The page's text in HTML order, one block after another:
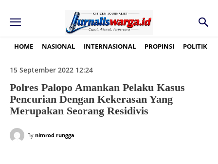
HOME NASIONAL INTERNASIONAL PROPINSI POLITIK
15 September 2022 12:24
Polres Palopo Amankan Pelaku Kasus
Pencurian Dengan Kekerasan Yang
Merupakan Seorang Residivis
By nimrod rungga